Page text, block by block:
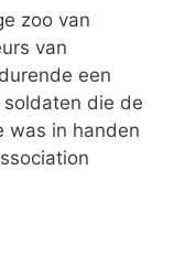
zoo van
van
een
die de
was in handen